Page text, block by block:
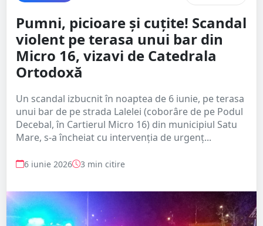
Pumni, picioare și cuțite! Scandal
violent pe terasa unui bar din
Micro 16, vizavi de Catedrala
Ortodoxă
Un scandal izbucnit în noaptea de 6 iunie, pe terasa
unui bar de pe strada Lalelei (coborâre de pe Podul
Decebal, în Cartierul Micro 16) din municipiul Satu
Mare, s-a încheiat cu intervenția de urgenț...
6 iunie 2026 3 min citire